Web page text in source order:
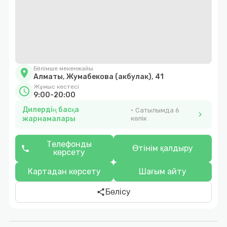
location_on Бөлімше мекенжайы
Алматы, Жумабекова (акбулак), 41
schedule Жұмыс кестесі
9:00-20:00
Дилердің басқа
жарнамалары
Сатылымда 6
көлік
chevron_right
phone
Телефонды
көрсету
Өтінім қалдыру
Картадан көрсету Шағым айту
shareБөлісу